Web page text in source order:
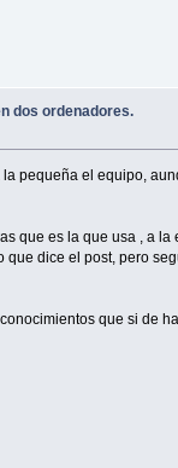
dos ordenadores.
pequeña el equipo,
que es la que usa , a
dice el post, pero
que si de